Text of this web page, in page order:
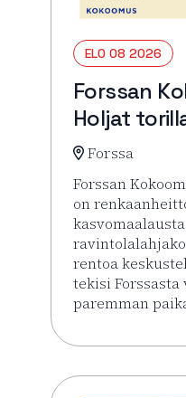
ELO 08 2026
Forssan
Holjat
Forssa
Forssan
on
rentoa
tekisi Forssasta
paremman
Lue lisää